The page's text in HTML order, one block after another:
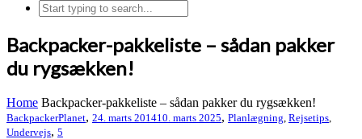
Backpacker-pakkeliste – sådan pakker
du rygsækken!
Home Backpacker-pakkeliste – sådan pakker du rygsækken!
BackpackerPlanet, 24. marts 201410. marts 2025, Planlægning Rejsetips
Undervejs, 5